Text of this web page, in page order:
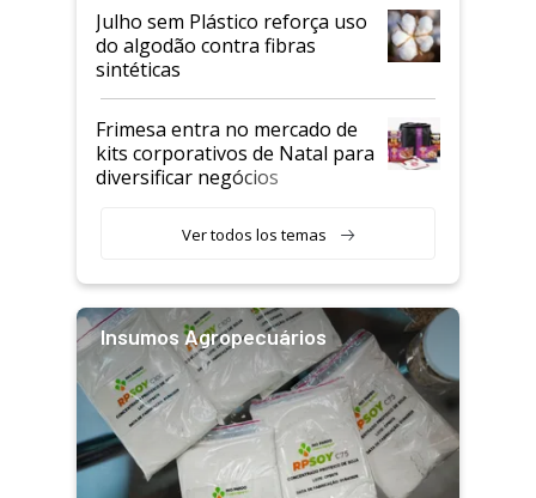
Julho sem Plástico reforça uso
do algodão contra fibras
sintéticas
Frimesa entra no mercado de
kits corporativos de Natal para
diversificar negócios
Ver todos los temas
Insumos Agropecuários